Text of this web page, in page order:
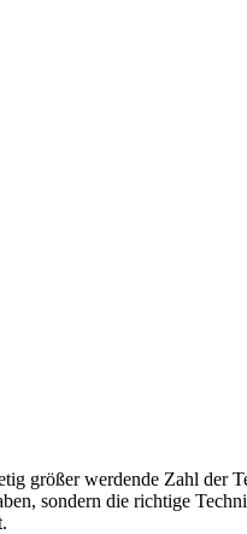
größer werdende Zahl der
sondern die richtige